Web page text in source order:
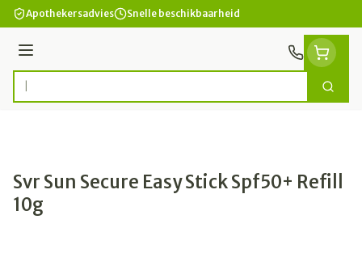
Ga naar de inhoud
Apothekersadvies Snelle beschikbaarheid
Menu
Product, merk, categorie... Zoek
Svr Sun Secure Easy Stick Spf50+ Refill
10g